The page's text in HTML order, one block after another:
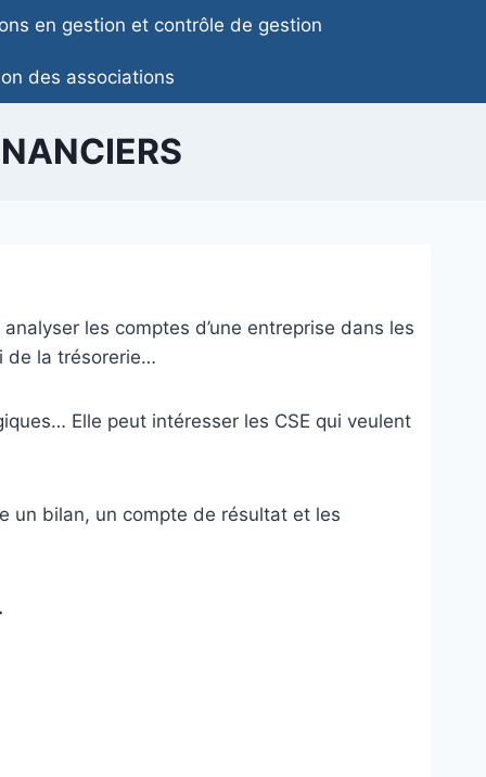
en gestion et contrôle de gestion
des associations
les comptes d’une entreprise dans les
de la trésorerie…
Elle peut intéresser les CSE qui veulent
un bilan, un compte de résultat et les